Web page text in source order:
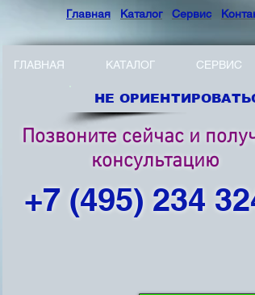
Главная Каталог Сервис
ГЛАВНАЯ КАТАЛОГ СЕРВИС
НЕ
Позвоните сейчас и
консультацию
+7 (495) 234